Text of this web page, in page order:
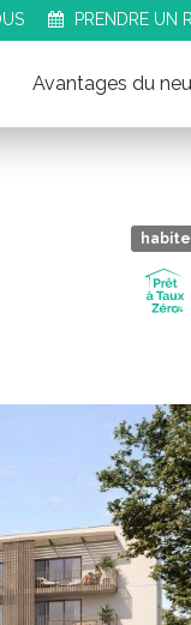
PRENDRE UN
Avantages du